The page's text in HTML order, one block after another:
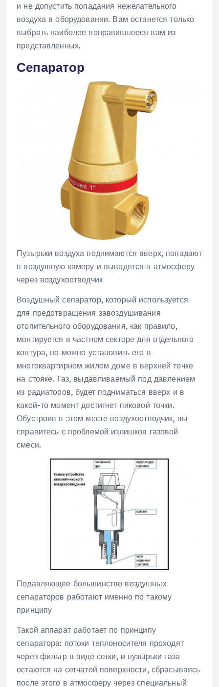
и не допустить попадания нежелательного
воздуха в оборудовании. Вам останется только
выбрать наиболее понравившееся вам из
представленных.
Сепаратор
Пузырьки воздуха поднимаются вверх, попадают
в воздушную камеру и выводятся в атмосферу
через воздухоотводчик
Воздушный сепаратор, который используется
для предотвращения завоздушивания
отопительного оборудования, как правило,
монтируется в частном секторе для отдельного
контура, но можно установить его в
многоквартирном жилом доме в верхней точке
на стояке. Газ, выдавливаемый под давлением
из радиаторов, будет подниматься вверх и в
какой-то момент достигнет пиковой точки.
Обустроив в этом месте воздухоотводчик, вы
справитесь с проблемой излишков газовой
смеси.
Подавляющее большинство воздушных
сепараторов работают именно по такому
принципу
Такой аппарат работает по принципу
сепаратора: потоки теплоносителя проходят
через фильтр в виде сетки, и пузырьки газа
остаются на сетчатой поверхности, сбрасываясь
после этого в атмосферу через специальный